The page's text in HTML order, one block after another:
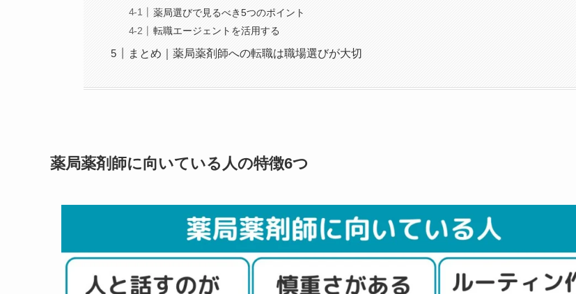
薬局選びで見るべき5つのポイント
転職エージェントを活用する
まとめ｜薬局薬剤師への転職は職場選びが大切
薬局薬剤師に向いている人の特徴6つ